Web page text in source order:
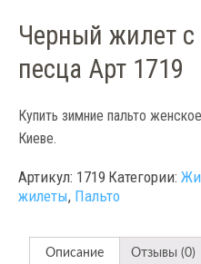
Черный жилет
песца Арт 1719
Купить зимние пальто
Киеве.
Артикул: 1719 Категории:
жилеты, Пальто
Описание Отзывы (0)